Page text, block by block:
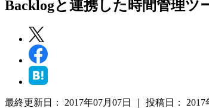
Backlogと連携した時間管理ツ
最終更新日： 2017年07月07日 投稿日： 2017